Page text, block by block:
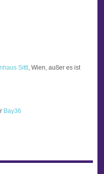
Sittl , Wien, außer es ist
Bay36